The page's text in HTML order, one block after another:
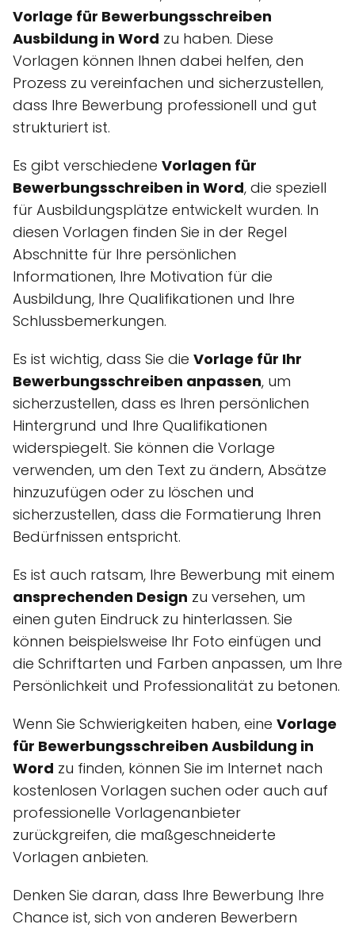
Vorlage für Bewerbungsschreiben
Ausbildung in Word zu haben. Diese
Vorlagen können Ihnen dabei helfen, den
Prozess zu vereinfachen und sicherzustellen,
dass Ihre Bewerbung professionell und gut
strukturiert ist.
Es gibt verschiedene Vorlagen für
Bewerbungsschreiben in Word, die speziell
für Ausbildungsplätze entwickelt wurden. In
diesen Vorlagen finden Sie in der Regel
Abschnitte für Ihre persönlichen
Informationen, Ihre Motivation für die
Ausbildung, Ihre Qualifikationen und Ihre
Schlussbemerkungen.
Es ist wichtig, dass Sie die Vorlage für Ihr
Bewerbungsschreiben anpassen, um
sicherzustellen, dass es Ihren persönlichen
Hintergrund und Ihre Qualifikationen
widerspiegelt. Sie können die Vorlage
verwenden, um den Text zu ändern, Absätze
hinzuzufügen oder zu löschen und
sicherzustellen, dass die Formatierung Ihren
Bedürfnissen entspricht.
Es ist auch ratsam, Ihre Bewerbung mit einem
ansprechenden Design zu versehen, um
einen guten Eindruck zu hinterlassen. Sie
können beispielsweise Ihr Foto einfügen und
die Schriftarten und Farben anpassen, um Ihre
Persönlichkeit und Professionalität zu betonen.
Wenn Sie Schwierigkeiten haben, eine Vorlage
für Bewerbungsschreiben Ausbildung in
Word zu finden, können Sie im Internet nach
kostenlosen Vorlagen suchen oder auch auf
professionelle Vorlagenanbieter
zurückgreifen, die maßgeschneiderte
Vorlagen anbieten.
Denken Sie daran, dass Ihre Bewerbung Ihre
Chance ist, sich von anderen Bewerbern